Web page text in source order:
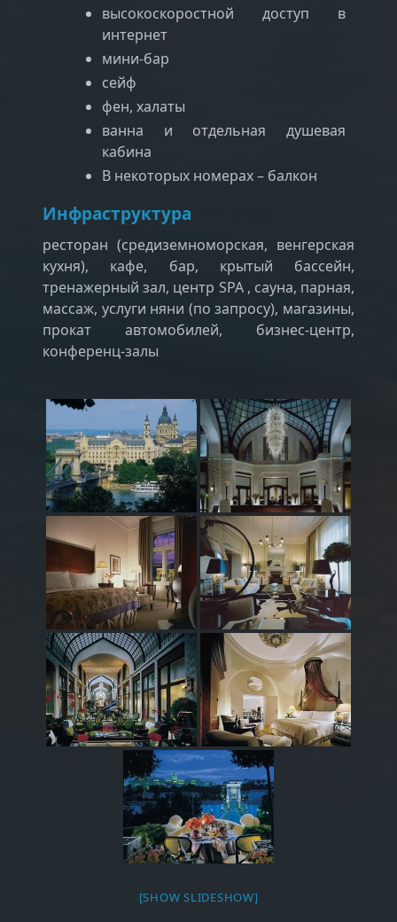
высокоскоростной доступ в
интернет
мини-бар
сейф
фен, халаты
ванна и отдельная душевая
кабина
В некоторых номерах – балкон
Инфраструктура
ресторан (средиземноморская, венгерская
кухня), кафе, бар, крытый бассейн,
тренажерный зал, центр SPA , сауна, парная,
массаж, услуги няни (по запросу), магазины,
прокат автомобилей, бизнес-центр,
конференц-залы
[SHOW SLIDESHOW]